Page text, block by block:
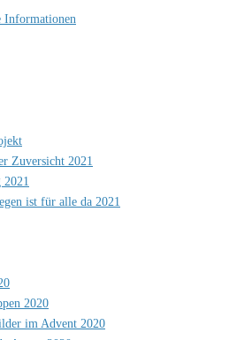
Informationen
Zuversicht 2021
2021
ist für alle da 2021
2020
im Advent 2020